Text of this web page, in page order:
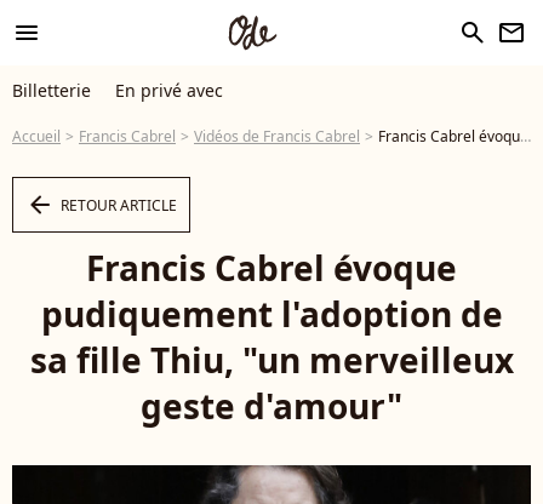
menu search newsletter
Billetterie En privé avec
Accueil Francis Cabrel Vidéos de Francis Cabrel Francis Cabrel évoque pudiquement l'adoption de sa fille Thiu, "un merveilleux geste d'amour" - Vidéo
arrow_left RETOUR ARTICLE
Francis Cabrel évoque
pudiquement l'adoption de
sa fille Thiu, "un merveilleux
geste d'amour"